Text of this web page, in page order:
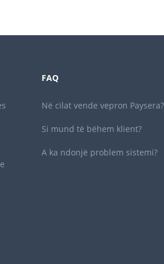
FAQ
Në cilat vende vepron Paysera?
Si mund të bëhem klient?
A ka ndonjë problem sistemi?